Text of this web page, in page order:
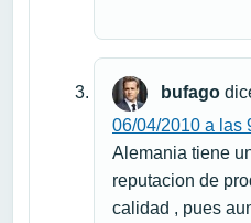
bufago
06/04/2010 a las
Alemania tiene
reputacion de
calidad , pues